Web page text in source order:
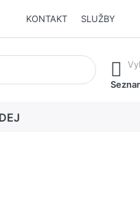
KONTAKT SLUŽBY
klávesy Enter